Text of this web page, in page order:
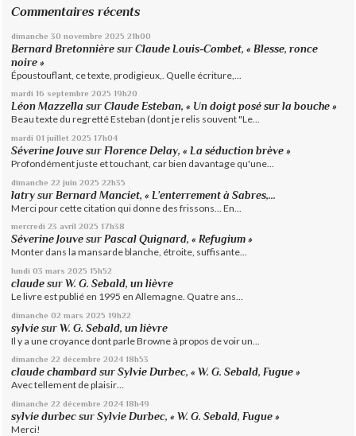
Commentaires récents
dimanche 30 novembre 2025 21h00
Bernard Bretonnière surClaude Louis-Combet, « Blesse, ronce
noire »
Époustouflant, ce texte, prodigieux,. Quelle écriture,...
mardi 16 septembre 2025 19h20
Léon Mazzella surClaude Esteban, « Un doigt posé sur la bouche »
Beau texte du regretté Esteban (dont je relis souvent "Le...
mardi 01 juillet 2025 17h04
Séverine Jouve surFlorence Delay, « La séduction brève »
Profondément juste et touchant, car bien davantage qu'une...
dimanche 22 juin 2025 22h35
latry surBernard Manciet, « L’enterrement à Sabres,...
Merci pour cette citation qui donne des frissons... En...
mercredi 23 avril 2025 17h38
Séverine Jouve surPascal Quignard, « Refugium »
Monter dans la mansarde blanche, étroite, suffisante...
lundi 03 mars 2025 15h52
claude surW. G. Sebald, un lièvre
Le livre est publié en 1995 en Allemagne. Quatre ans...
dimanche 02 mars 2025 19h22
sylvie surW. G. Sebald, un lièvre
Il y a une croyance dont parle Browne à propos de voir un...
dimanche 22 décembre 2024 18h53
claude chambard surSylvie Durbec, « W. G. Sebald, Fugue »
Avec tellement de plaisir…
dimanche 22 décembre 2024 18h49
sylvie durbec surSylvie Durbec, « W. G. Sebald, Fugue »
Merci!